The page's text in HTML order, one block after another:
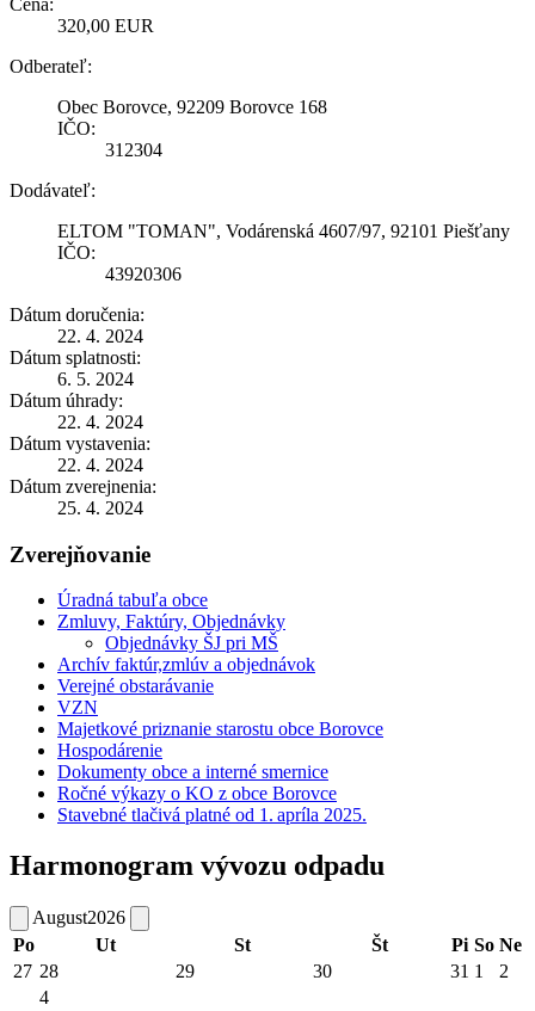
320,00 EUR
Odberateľ:
Obec Borovce, 92209 Borovce 168
IČO:
312304
Dodávateľ:
ELTOM "TOMAN", Vodárenská 4607/97, 92101 Piešťany
IČO:
43920306
Dátum doručenia:
22. 4. 2024
Dátum splatnosti:
6. 5. 2024
Dátum úhrady:
22. 4. 2024
Dátum vystavenia:
22. 4. 2024
Dátum zverejnenia:
25. 4. 2024
Zverejňovanie
Úradná tabuľa obce
Zmluvy, Faktúry, Objednávky
Objednávky ŠJ pri MŠ
Archív faktúr,zmlúv a objednávok
Verejné obstarávanie
VZN
Majetkové priznanie starostu obce Borovce
Hospodárenie
Dokumenty obce a interné smernice
Ročné výkazy o KO z obce Borovce
Stavebné tlačivá platné od 1. apríla 2025.
Harmonogram vývozu odpadu
August2026
Po
Ut St Št Pi So Ne
27 28 29 30 31 1
2
4